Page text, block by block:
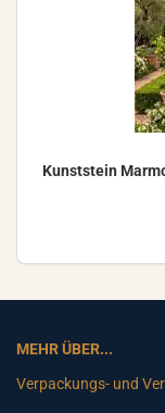
Kunst­stein
MEHR ÜBER...
Verpackungs- und